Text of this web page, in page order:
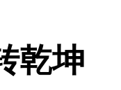
乾坤